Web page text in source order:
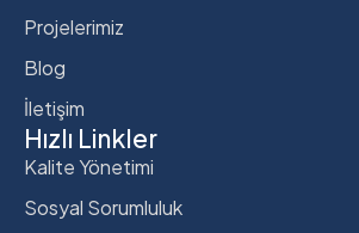
Projelerimiz
Blog
İletişim
Hızlı Linkler
Kalite Yönetimi
Sosyal Sorumluluk